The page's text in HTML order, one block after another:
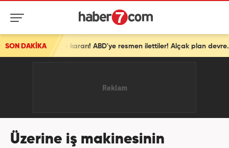
SON DAKİKA İsrail'den ortalığı karıştıracak Gazze kararı! ABD'ye resmen ilettiler! Alçak plan devrede
Üzerine iş makinesinin